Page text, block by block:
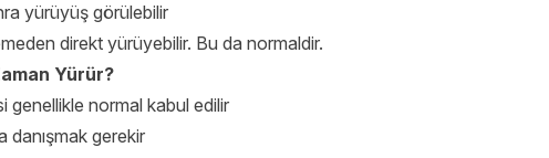
yürüyüş görülebilir
direkt yürüyebilir. Bu da normaldir.
Yürür?
genellikle normal kabul edilir
danışmak gerekir